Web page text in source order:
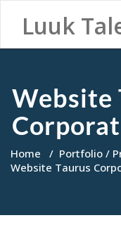
Luuk
Website
Home / Portfolio /
Website Taurus